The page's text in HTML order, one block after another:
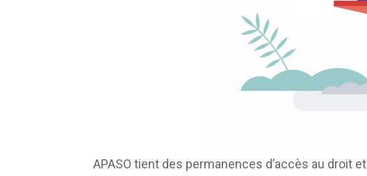
APASO tient des permanences d’accès au